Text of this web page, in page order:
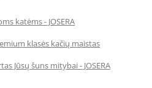
katėms - JOSERA
klasės kačių maistas
Jūsų šuns mitybai - JOSERA